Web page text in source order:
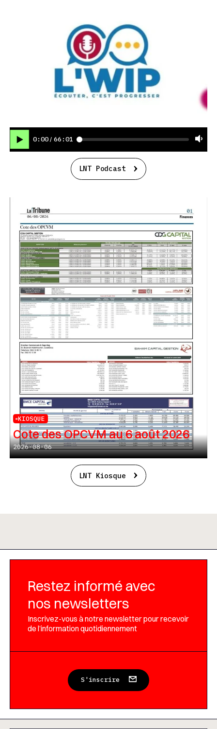
0:00 / 66:01
LNT Podcast
KIOSQUE
Cote des OPCVM au 6 août 2026
2026-08-06
LNT Kiosque
Restez informé avec
nos newsletters
Inscrivez-vous à notre newsletter pour recevoir
de l’information quotidiennement
S'inscrire